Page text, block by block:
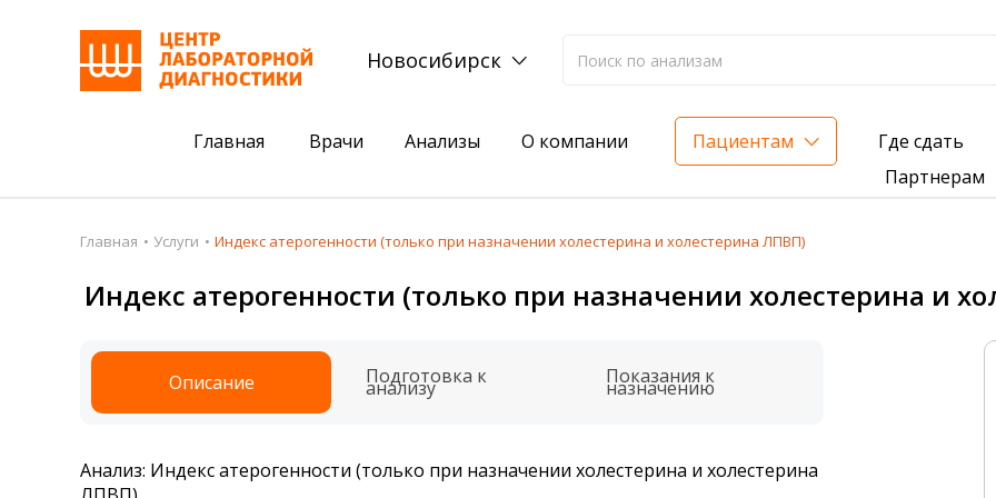
Новосибирск
Главная Врачи Анализы О компании Пациентам
Где сдать
Партнерам
Пациентам
Акции
Подготовка к анализам
Получить результаты
Налоговый вычет
Акции
Комплексный анализ на жирорастворимые витамины — всего 3 999 ₽
Сдать клеща на анализ для проверки на наличие инфекций
Главная Услуги Индекс атерогенности (только при назначении холестерина и холестерина ЛПВП)
Индекс атерогенности (только при назначении холестерина и
Описание Подготовка к
анализу Показания к
назначению
Анализ: Индекс атерогенности (только при назначении холестерина и холестерина